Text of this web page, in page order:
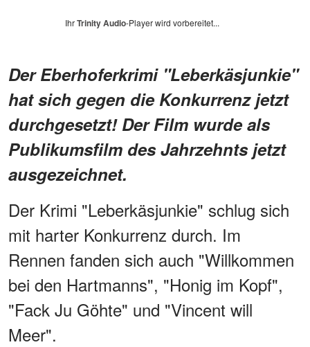
IhrTrinity Audio-Player wird vorbereitet...
Der Eberhoferkrimi "Leberkäsjunkie"
hat sich gegen die Konkurrenz jetzt
durchgesetzt! Der Film wurde als
Publikumsfilm des Jahrzehnts jetzt
ausgezeichnet.
Der Krimi "Leberkäsjunkie" schlug sich
mit harter Konkurrenz durch. Im
Rennen fanden sich auch "Willkommen
bei den Hartmanns", "Honig im Kopf",
"Fack Ju Göhte" und "Vincent will
Meer".